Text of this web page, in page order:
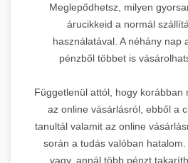
Meglepődhetsz, milyen
árucikkeid a normál
használatával. A néhány nap
pénzből többet is
Függetlenül attól, hogy korábban
az online vásárlásról, ebből a
tanultál valamit az online
során a tudás valóban
vagy, annál több pénzt